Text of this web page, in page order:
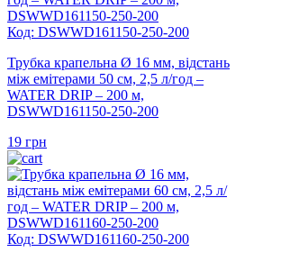
Код: DSWWD161150-250-200
Трубка крапельна Ø 16 мм, відстань
між емітерами 50 см, 2,5 л/год –
WATER DRIP – 200 м,
DSWWD161150-250-200
19 грн
Код: DSWWD161160-250-200